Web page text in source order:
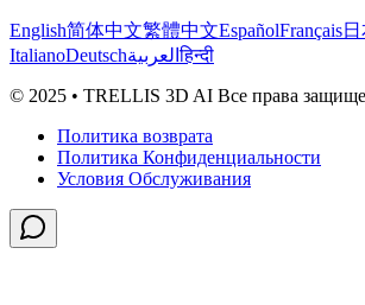
English简体中文繁體中文EspañolFrançais
ItalianoDeutschالعربيةहिन्दी
© 2025 • TRELLIS 3D AI Все права
Политика возврата
Политика Конфиденциальности
Условия Обслуживания